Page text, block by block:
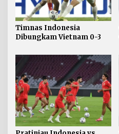
Timnas Indonesia
Dibungkam Vietnam 0-3